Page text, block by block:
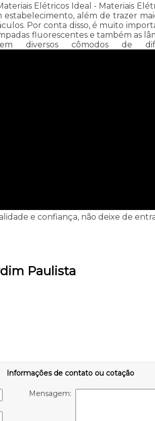
Elétricos Ideal - Materiais
além de trazer
Por conta disso, é muito
fluorescentes e também as
diversos cômodos de
e confiança, não deixe de
Paulista
Informações de contato ou cotação
Mensagem: